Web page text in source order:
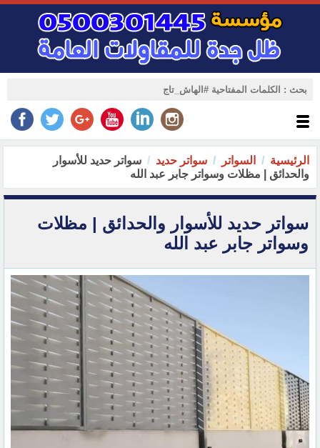
الرئيسية السواتر سواتر حديد
سواتر حديد للأسوار
والحدائق | مظلات وسواتر جابر عبد الله
سواتر حديد للأسوار والحدائق | مظلات
وسواتر جابر عبد الله